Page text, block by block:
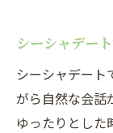
シーシャデー
シーシャデート
がら自然な会話
ゆったりとした